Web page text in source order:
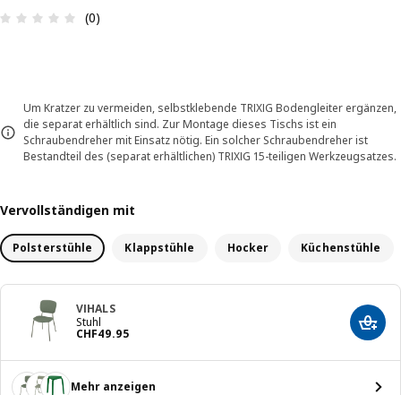
Bewertung: 0 von 5 Sterne Anzahl der
(0)
Um Kratzer zu vermeiden, selbstklebende TRIXIG Bodengleiter ergänzen,
die separat erhältlich sind. Zur Montage dieses Tischs ist ein
Schraubendreher mit Einsatz nötig. Ein solcher Schraubendreher ist
Bestandteil des (separat erhältlichen) TRIXIG 15-teiligen Werkzeugsatzes.
Vervollständigen mit
Polsterstühle Klappstühle Hocker Küchenstühle
VIHALS
Stuhl
CHF49.95
Preis CHF 49.95 In
Mehr anzeigen